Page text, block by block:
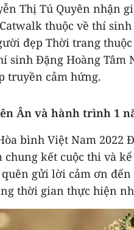
Thị Tú Quyên nhận
thuộc về thí
đẹp Thời trang
sinh Đặng Hoàng Tâm
truyền cảm hứng.
Ân và hành trình 1
bình Việt Nam 2022
chung kết cuộc thi và
quên gửi lời cảm ơn
thời gian thực hiện